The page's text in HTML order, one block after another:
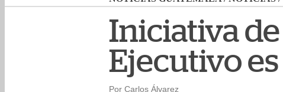
Iniciativa
Ejecutivo
Por Carlos Álvarez